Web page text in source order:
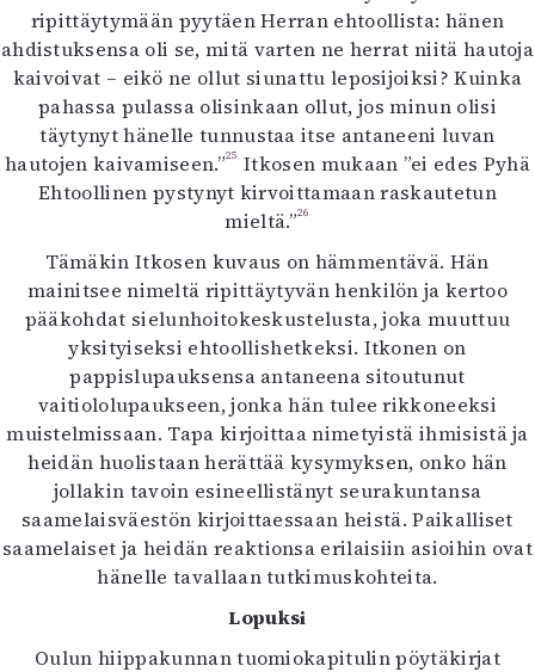
ripittäytymään pyytäen Herran ehtoollista: hänen
ahdistuksensa oli se, mitä varten ne herrat niitä hautoja
kaivoivat – eikö ne ollut siunattu leposijoiksi? Kuinka
pahassa pulassa olisinkaan ollut, jos minun olisi
täytynyt hänelle tunnustaa itse antaneeni luvan
hautojen kaivamiseen.”25 Itkosen mukaan ”ei edes Pyhä
Ehtoollinen pystynyt kirvoittamaan raskautetun
mieltä.”26
Tämäkin Itkosen kuvaus on hämmentävä. Hän
mainitsee nimeltä ripittäytyvän henkilön ja kertoo
pääkohdat sielunhoitokeskustelusta, joka muuttuu
yksityiseksi ehtoollishetkeksi. Itkonen on
pappislupauksensa antaneena sitoutunut
vaitiololupaukseen, jonka hän tulee rikkoneeksi
muistelmissaan. Tapa kirjoittaa nimetyistä ihmisistä ja
heidän huolistaan herättää kysymyksen, onko hän
jollakin tavoin esineellistänyt seurakuntansa
saamelaisväestön kirjoittaessaan heistä. Paikalliset
saamelaiset ja heidän reaktionsa erilaisiin asioihin ovat
hänelle tavallaan tutkimuskohteita.
Lopuksi
Oulun hiippakunnan tuomiokapitulin pöytäkirjat